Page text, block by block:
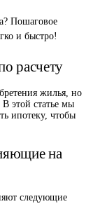
Пошаговое
и быстро!
расчету
жилья, но
В этой статье мы
ипотеку, чтобы
на
следующие